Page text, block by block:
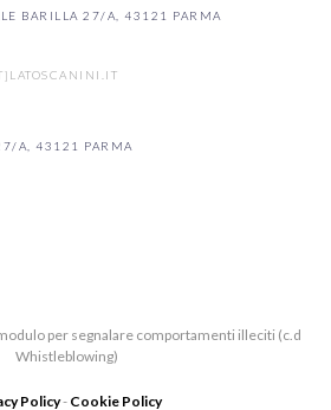
BARILLA 27/A, 43121 PARMA
A, 43121 PARMA
per segnalare comportamenti illeciti (c.d
Whistleblowing)
Policy- Cookie Policy